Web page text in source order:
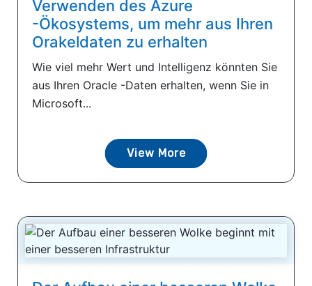
Verwenden des Azure
-Ökosystems, um mehr aus Ihren
Orakeldaten zu erhalten
Wie viel mehr Wert und Intelligenz könnten Sie
aus Ihren Oracle -Daten erhalten, wenn Sie in
Microsoft...
View More